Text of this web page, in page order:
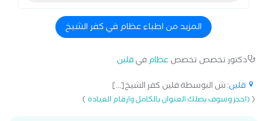
المزيد من اطباء عظام في كفر الشيخ
دكتور تخصص تخصص عظامفيقلين
قلين: ش البوسطة قلين كفر الشيخ[...]
((احجز وسوف يصلك العنوان بالكامل وارقام العيادة)